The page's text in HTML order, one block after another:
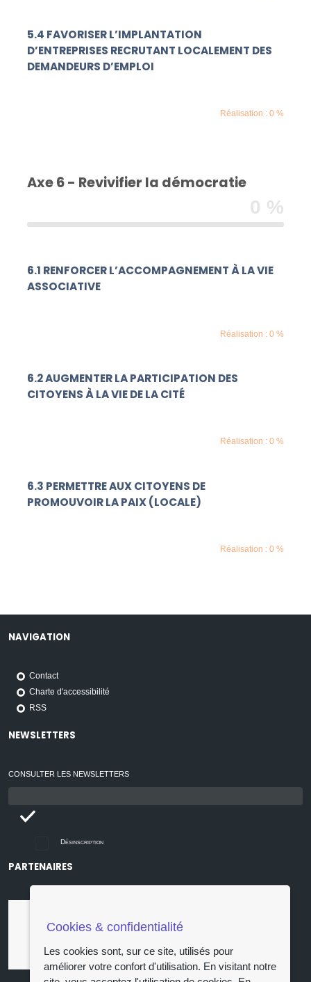
5.4 FAVORISER L’IMPLANTATION
D’ENTREPRISES RECRUTANT LOCALEMENT DES
DEMANDEURS D’EMPLOI
Réalisation : 0 %
Axe 6 - Revivifier la démocratie
0 %
6.1 RENFORCER L’ACCOMPAGNEMENT À LA VIE
ASSOCIATIVE
Réalisation : 0 %
6.2 AUGMENTER LA PARTICIPATION DES
CITOYENS À LA VIE DE LA CITÉ
Réalisation : 0 %
6.3 PERMETTRE AUX CITOYENS DE
PROMOUVOIR LA PAIX (LOCALE)
Réalisation : 0 %
NAVIGATION
Contact
Charte d'accessibilité
RSS
NEWSLETTERS
CONSULTER LES NEWSLETTERS
:
Désinscription
PARTENAIRES
Cookies & confidentialité
Les cookies sont, sur ce site, utilisés pour
améliorer votre confort d'utilisation. En visitant notre